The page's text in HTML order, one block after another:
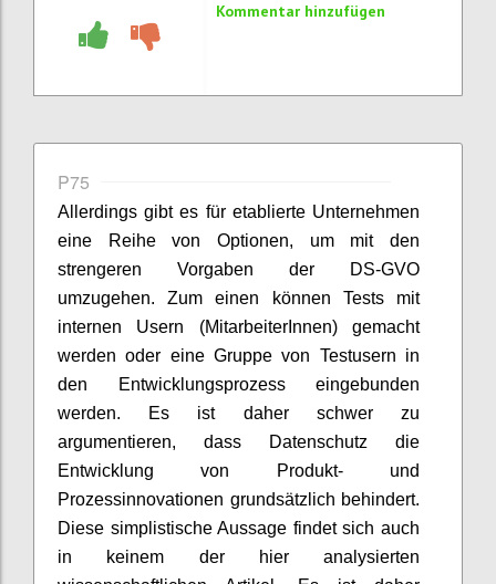
Kommentar hinzufügen
P75
Allerdings gibt es für etablierte Unternehmen
eine Reihe von Optionen, um mit den
strengeren Vorgaben der DS-GVO
umzugehen. Zum einen können Tests mit
internen Usern (MitarbeiterInnen) gemacht
werden oder eine Gruppe von Testusern in
den Entwicklungsprozess eingebunden
werden. Es ist daher schwer zu
argumentieren, dass Datenschutz die
Entwicklung von Produkt- und
Prozessinnovationen grundsätzlich behindert.
Diese simplistische Aussage findet sich auch
in keinem der hier analysierten